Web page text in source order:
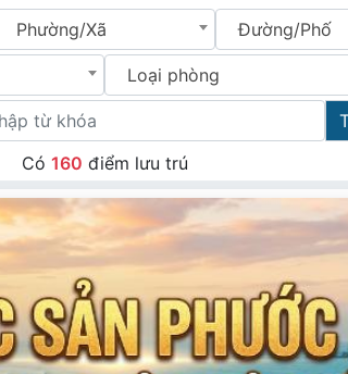
Phường/Xã Đường/Phố
Loại phòng
Có 160 điểm lưu trú